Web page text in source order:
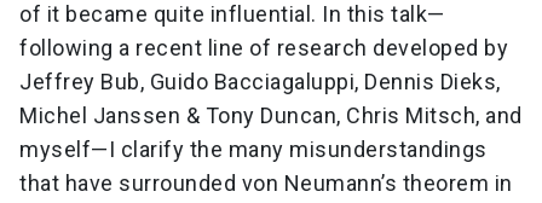
of it became quite influential. In this talk—
following a recent line of research developed by
Jeffrey Bub, Guido Bacciagaluppi, Dennis Dieks,
Michel Janssen & Tony Duncan, Chris Mitsch, and
myself—I clarify the many misunderstandings
that have surrounded von Neumann’s theorem in